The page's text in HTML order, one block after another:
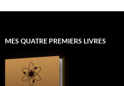
MES QUATRE PREMIERS LIVRES